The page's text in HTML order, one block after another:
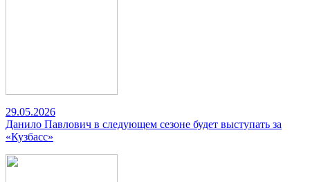
29.05.2026
Данило Павлович в следующем сезоне будет выступать за
«Кузбасс»